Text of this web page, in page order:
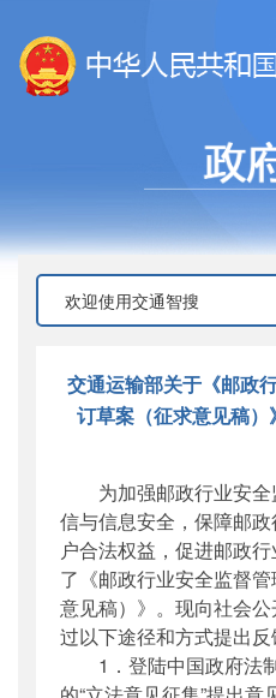
交通运输部关于《邮政
订草案（征求意见稿
为加强邮政行业安全
信与信息安全，保障邮
户合法权益，促进邮政
了《邮政行业安全监督
意见稿）》。现向社会
过以下途径和方式提出反
1．登陆中国政府法